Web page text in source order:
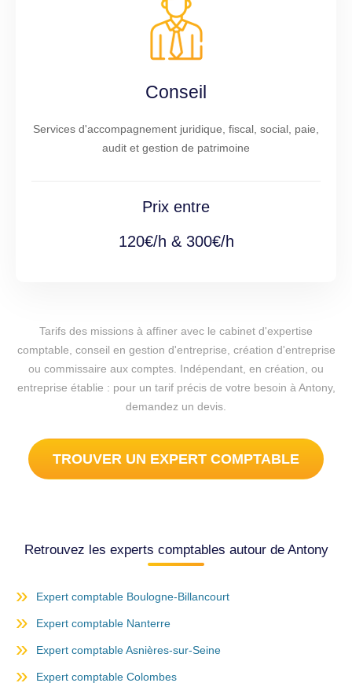
Conseil
Services d'accompagnement juridique, fiscal, social, paie,
audit et gestion de patrimoine
Prix entre
120€/h & 300€/h
Tarifs des missions à affiner avec le cabinet d'expertise
comptable, conseil en gestion d'entreprise, création d'entreprise
ou commissaire aux comptes. Indépendant, en création, ou
entreprise établie : pour un tarif précis de votre besoin à Antony,
demandez un devis.
TROUVER UN EXPERT COMPTABLE
Retrouvez les experts comptables autour de Antony
Expert comptable Boulogne-Billancourt
Expert comptable Nanterre
Expert comptable Asnières-sur-Seine
Expert comptable Colombes